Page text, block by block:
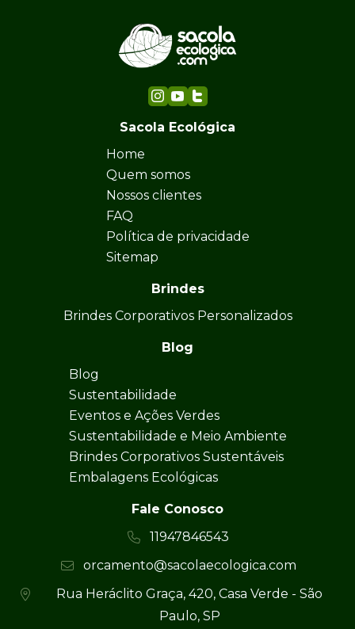
Sacola Ecológica
Home
Quem somos
Nossos clientes
FAQ
Política de privacidade
Sitemap
Brindes
Brindes Corporativos Personalizados
Blog
Blog
Sustentabilidade
Eventos e Ações Verdes
Sustentabilidade e Meio Ambiente
Brindes Corporativos Sustentáveis
Embalagens Ecológicas
Fale Conosco
11947846543
orcamento@sacolaecologica.com
Rua Heráclito Graça, 420, Casa Verde - São
Paulo, SP